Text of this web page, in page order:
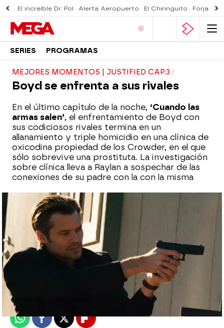
El increíble Dr. Pol Alerta Aeropuerto El Chiringuito Forjado
SERIES PROGRAMAS
MEJORES MOMENTOS | JUSTIFIED CAP.3
Boyd se enfrenta a sus rivales
En el último capítulo de la noche, ‘Cuando las
armas salen’, el enfrentamiento de Boyd con
sus codiciosos rivales termina en un
allanamiento y triple homicidio en una clínica de
oxicodina propiedad de los Crowder, en el que
sólo sobrevive una prostituta. La investigación
sobre clínica lleva a Raylan a sospechar de las
conexiones de su padre con la con la misma
09 de agosto de 2015, 12:33
WhatsappFacebook
X Flipboard